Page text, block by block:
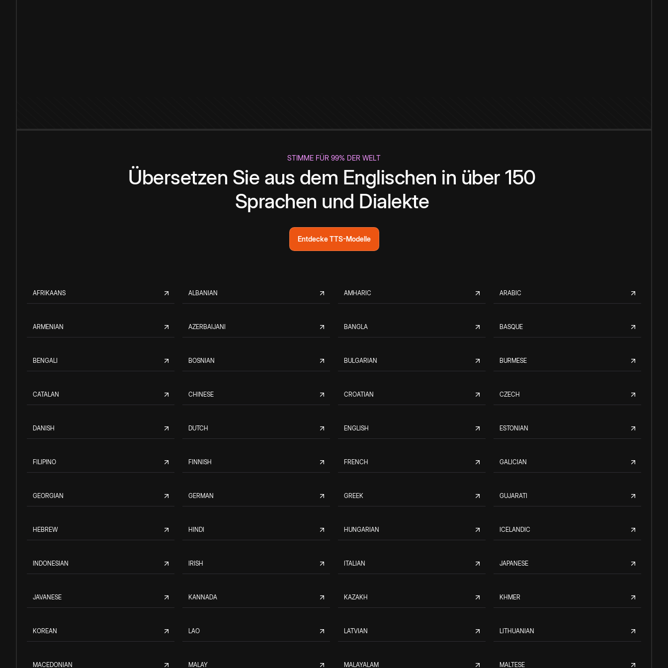
STIMME FÜR 99% DER WELT
Übersetzen Sie aus dem Englischen in über 150
Sprachen und Dialekte
Entdecke TTS-Modelle
AFRIKAANS ALBANIAN AMHARIC ARABIC
ARMENIAN AZERBAIJANI BANGLA BASQUE
BENGALI BOSNIAN BULGARIAN BURMESE
CATALAN CHINESE CROATIAN CZECH
DANISH DUTCH ENGLISH ESTONIAN
FILIPINO FINNISH FRENCH GALICIAN
GEORGIAN GERMAN GREEK GUJARATI
HEBREW HINDI HUNGARIAN ICELANDIC
INDONESIAN IRISH ITALIAN JAPANESE
JAVANESE KANNADA KAZAKH KHMER
KOREAN LAO LATVIAN LITHUANIAN
MACEDONIAN MALAY MALAYALAM MALTESE